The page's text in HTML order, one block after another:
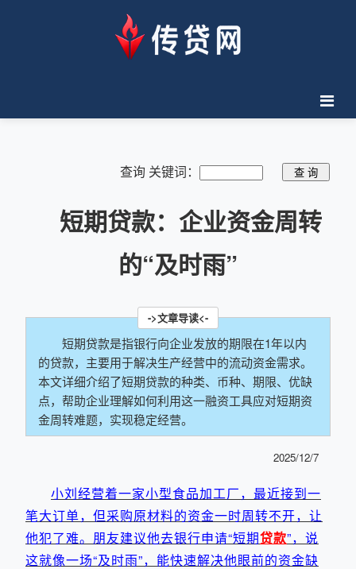
查询 关键词：
短期贷款：企业资金周转
的“及时雨”
短期贷款是指银行向企业发放的期限在1年以内
的贷款，主要用于解决生产经营中的流动资金需求。
本文详细介绍了短期贷款的种类、币种、期限、优缺
点，帮助企业理解如何利用这一融资工具应对短期资
金周转难题，实现稳定经营。
2025/12/7
小刘经营着一家小型食品加工厂，最近接到一
笔大订单，但采购原材料的资金一时周转不开，让
他犯了难。朋友建议他去银行申请“短期贷款”，说
这就像一场“及时雨”，能快速解决他眼前的资金缺